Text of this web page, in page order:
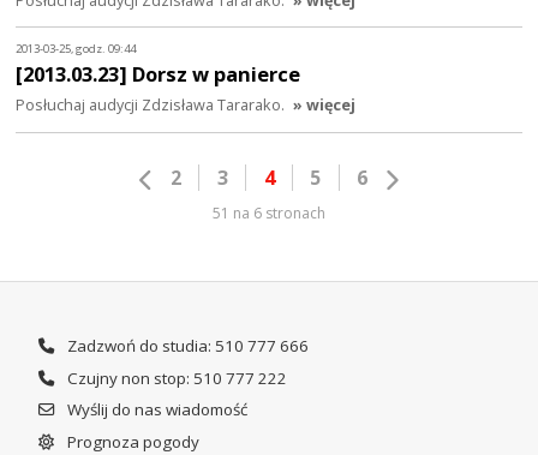
2013-03-25, godz. 09:44
[2013.03.23] Dorsz w panierce
Posłuchaj audycji Zdzisława Tararako. » więcej
2 3 4 5 6
51 na 6 stronach
Zadzwoń do studia: 510 777 666
Czujny non stop: 510 777 222
Wyślij do nas wiadomość
Prognoza pogody